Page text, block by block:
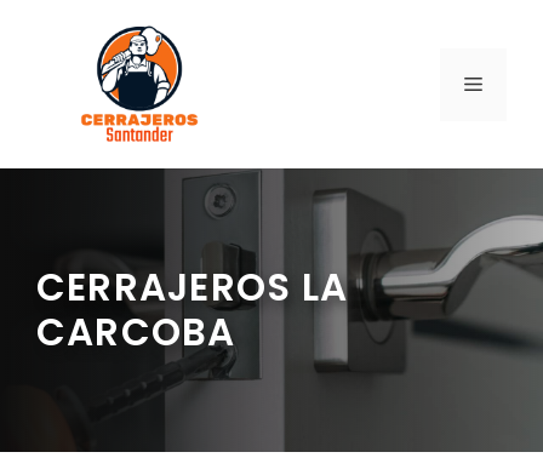
contenido
MENÚ
CERRAJEROS LA
CARCOBA